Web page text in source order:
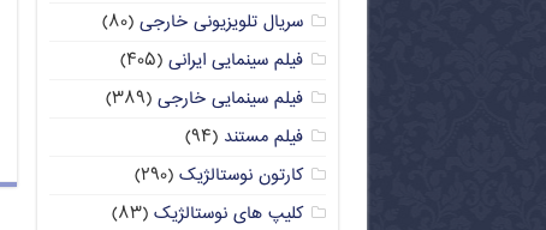
سریال تلویزیونی خارجی (۸۰)
فیلم سینمایی ایرانی (۴۰۵)
فیلم سینمایی خارجی (۳۸۹)
فیلم مستند (۹۴)
کارتون نوستالژیک (۲۹۰)
کلیپ های نوستالژیک (۸۳)